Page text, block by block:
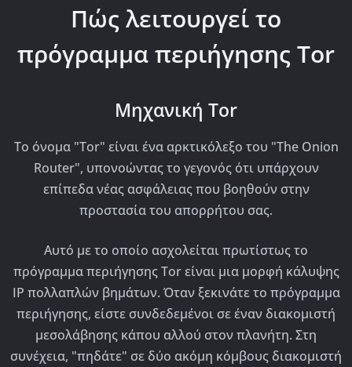
Πώς λειτουργεί το
πρόγραμμα περιήγησης Tor
Μηχανική Tor
Το όνομα "Tor" είναι ένα αρκτικόλεξο του "The Onion
Router", υπονοώντας το γεγονός ότι υπάρχουν
επίπεδα νέας ασφάλειας που βοηθούν στην
προστασία του απορρήτου σας.
Αυτό με το οποίο ασχολείται πρωτίστως το
πρόγραμμα περιήγησης Tor είναι μια μορφή κάλυψης
IP πολλαπλών βημάτων. Όταν ξεκινάτε το πρόγραμμα
περιήγησης, είστε συνδεδεμένοι σε έναν διακομιστή
μεσολάβησης κάπου αλλού στον πλανήτη. Στη
συνέχεια, "πηδάτε" σε δύο ακόμη κόμβους διακομιστή